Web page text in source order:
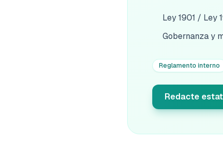
Ley 1901 / Ley
Gobernanza y
Reglamento interno
Redacte